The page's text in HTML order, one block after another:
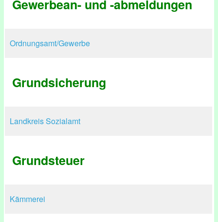
Gewerbean- und -abmeldungen
Ordnungsamt/Gewerbe
Grundsicherung
Landkreis Sozialamt
Grundsteuer
Kämmerei